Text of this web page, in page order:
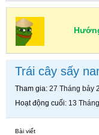
Trái cây sấy
Tham gia 27 Tháng bảy
Hoạt động cuối 13
Bài viết